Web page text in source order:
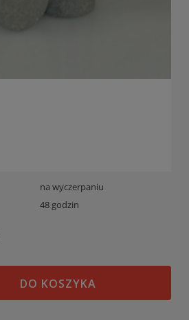
na wyczerpaniu
48 godzin
DO KOSZYKA